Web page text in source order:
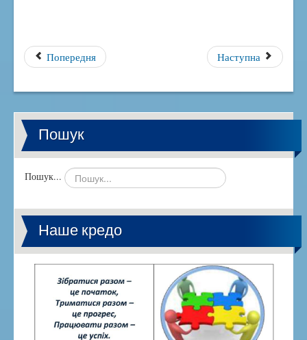
Попередня Наступна
Пошук
Пошук...
Наше кредо